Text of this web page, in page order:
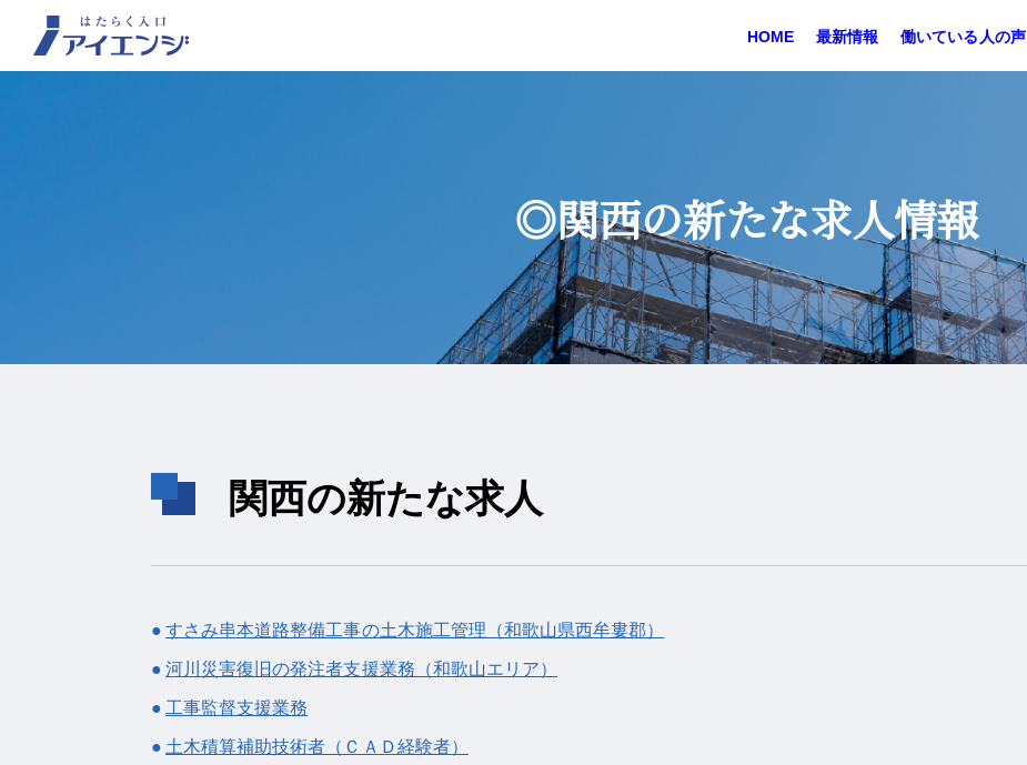
HOME 最新情報 働いている人の声
◎関西の新たな求人情報
関西の新たな求人
すさみ串本道路整備工事の土木施工管理（和歌山県西牟婁郡）
河川災害復旧の発注者支援業務（和歌山エリア）
工事監督支援業務
土木積算補助技術者（ＣＡＤ経験者）